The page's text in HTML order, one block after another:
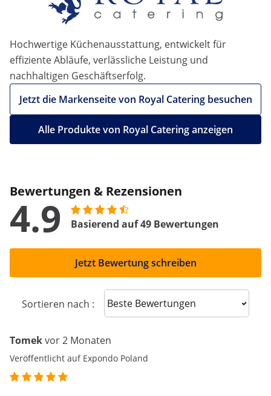
Hochwertige Küchenausstattung, entwickelt für
effiziente Abläufe, verlässliche Leistung und
nachhaltigen Geschäftserfolg.
Jetzt die Markenseite von Royal Catering besuchen
Alle Produkte von Royal Catering anzeigen
Bewertungen & Rezensionen
4.9 Basierend auf 49 Bewertungen
Jetzt Bewertung schreiben
Sortieren nach : Sort reviews
Tomekvor 2 Monaten
Veröffentlicht auf Expondo Poland